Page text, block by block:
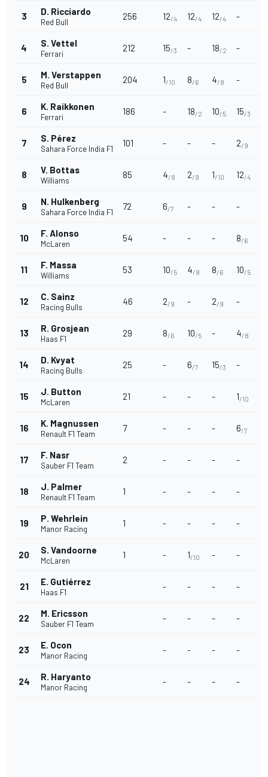
3 D. Ricciardo
Red Bull
256 12/4 12/4 12/4 -
4 S. Vettel
Ferrari
212 15/3 - 18/2 -
5 M. Verstappen
Red Bull
204 1/10 8/6 4/8 -
6 K. Raikkonen
Ferrari
186 - 18/2 10/5 15/3
7 S. Pérez
Sahara Force India F1
101 - - - 2/9
8 V. Bottas
Williams
85 4/8 2/9 1/10 12/4
9 N. Hulkenberg
Sahara Force India F1
72 6/7 - - -
10 F. Alonso
McLaren
54 - - - 8/6
11 F. Massa
Williams
53 10/5 4/8 8/6 10/5
12 C. Sainz
Racing Bulls
46 2/9 - 2/9 -
13 R. Grosjean
Haas F1
29 8/6 10/5 - 4/8
14 D. Kvyat
Racing Bulls
25 - 6/7 15/3 -
15 J. Button
McLaren
21 - - - 1/10
16 K. Magnussen
Renault F1 Team
7 - - - 6/7
17 F. Nasr
Sauber F1 Team
2 - - - -
18 J. Palmer
Renault F1 Team
1 - - - -
19 P. Wehrlein
Manor Racing
1 - - - -
20 S. Vandoorne
McLaren
1 - 1/10 - -
21 E. Gutiérrez
Haas F1
- - - -
22 M. Ericsson
Sauber F1 Team
- - - -
23 E. Ocon
Manor Racing
- - - -
24 R. Haryanto
Manor Racing
- - - -